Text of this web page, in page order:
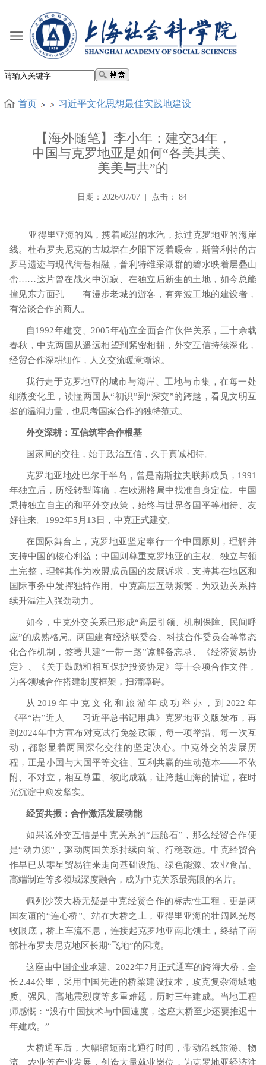
首页 习近平文化思想最佳实践地建设
【海外随笔】李小年：建交34年，
中国与克罗地亚是如何“各美其美、
美美与共”的
日期：2026/07/07 点击： 84
亚得里亚海的风，携着咸湿的水汽，掠过克罗地亚的海岸
线。杜布罗夫尼克的古城墙在夕阳下泛着暖金，斯普利特的古
罗马遗迹与现代街巷相融，普利特维采湖群的碧水映着层叠山
峦……这片曾在战火中沉寂、在独立后新生的土地，如今总能
撞见东方面孔——有漫步老城的游客，有奔波工地的建设者，
有洽谈合作的商人。
自1992年建交、2005年确立全面合作伙伴关系，三十余载
春秋，中克两国从遥远相望到紧密相拥，外交互信持续深化，
经贸合作深耕细作，人文交流暖意渐浓。
我行走于克罗地亚的城市与海岸、工地与市集，在每一处
细微变化里，读懂两国从“初识”到“深交”的跨越，看见文明互
鉴的温润力量，也思考国家合作的独特范式。
外交深耕：互信筑牢合作根基
国家间的交往，始于政治互信，久于真诚相待。
克罗地亚地处巴尔干半岛，曾是南斯拉夫联邦成员， 1991
年独立后，历经转型阵痛，在欧洲格局中找准自身定位。中国
秉持独立自主的和平外交政策，始终与世界各国平等相待、友
好往来。 1992年5月 13 日，中克正式建交。
在国际舞台上，克罗地亚坚定奉行一个中国原则，理解并
支持中国的核心利益；中国则尊重克罗地亚的主权、独立与领
土完整，理解其作为欧盟成员国的发展诉求，支持其在地区和
国际事务中发挥独特作用。中克高层互动频繁，为双边关系持
续升温注入强劲动力。
如今，中克外交关系已形成“高层引领、机制保障、民间呼
应”的成熟格局。两国建有经济联委会、科技合作委员会等常态
化合作机制，签署共建“一带一路”谅解备忘录、《经济贸易协
定》、《关于鼓励和相互保护投资协定》等十余项合作文件，
为各领域合作搭建制度框架，扫清障碍。
从 2019 年中克文化和旅游年成功举办，到2022 年
《平“语”近人——习近平总书记用典》克罗地亚文版发布，再
到2024年中方宣布对克试行免签政策，每一项举措、每一次互
动，都彰显着两国深化交往的坚定决心。中克外交的发展历
程，正是小国与大国平等交往、互利共赢的生动范本——不依
附、不对立，相互尊重、彼此成就，让跨越山海的情谊，在时
光沉淀中愈发坚实。
经贸共振：合作激活发展动能
如果说外交互信是中克关系的“压舱石”，那么经贸合作便
是“动力源”，驱动两国关系持续向前、行稳致远。中克经贸合
作早已从零星贸易往来走向基础设施、绿色能源、农业食品、
高端制造等多领域深度融合，成为中克关系最亮眼的名片。
佩列沙茨大桥无疑是中克经贸合作的标志性工程，更是两
国友谊的“连心桥”。站在大桥之上，亚得里亚海的壮阔风光尽
收眼底，桥上车流不息，连接起克罗地亚南北领土，终结了南
部杜布罗夫尼克地区长期“飞地”的困境。
这座由中国企业承建、2022年7月正式通车的跨海大桥，全
长2.44公里，采用中国先进的桥梁建设技术，攻克复杂海域地
质、强风、高地震烈度等多重难题，历时三年建成。当地工程
师感慨：“没有中国技术与中国速度，这座大桥至少还要推迟十
年建成。”
大桥通车后，大幅缩短南北通行时间，带动沿线旅游、物
流、农业等产业发展，创造大量就业岗位，为克罗地亚经济注